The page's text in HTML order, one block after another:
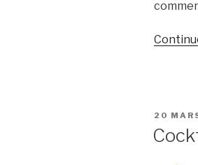
PUBLIÉ
20